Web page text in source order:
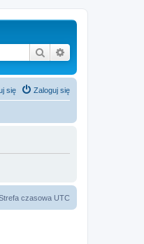
Szukaj
Zaloguj się
się
czasowa UTC